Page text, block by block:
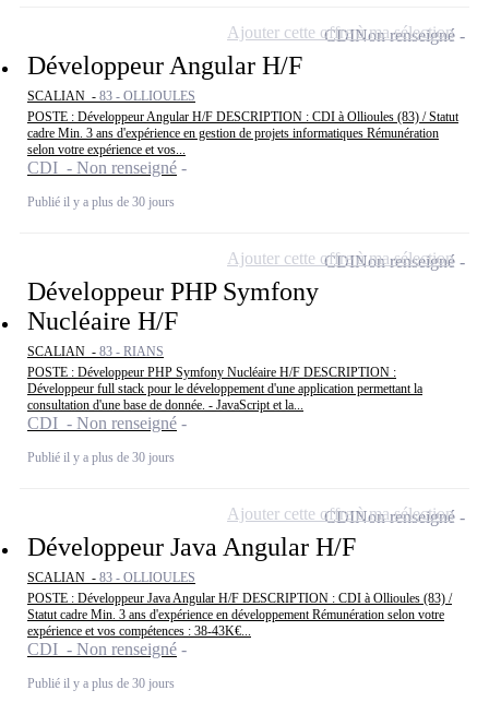
Développeur Angular H/F
SCALIAN - 83 - OLLIOULES
POSTE : Développeur Angular H/F DESCRIPTION : CDI à Ollioules (83) / Statut
cadre Min. 3 ans d'expérience en gestion de projets informatiques Rémunération
selon votre expérience et vos...
CDI - Non renseigné
Publié il y a plus de 30 jours
CDINon renseigné
Ajouter cette offre à ma sélection
Développeur PHP Symfony
Nucléaire H/F
SCALIAN - 83 - RIANS
POSTE : Développeur PHP Symfony Nucléaire H/F DESCRIPTION :
Développeur full stack pour le développement d'une application permettant la
consultation d'une base de donnée. - JavaScript et la...
CDI - Non renseigné
Publié il y a plus de 30 jours
CDINon renseigné
Ajouter cette offre à ma sélection
Développeur Java Angular H/F
SCALIAN - 83 - OLLIOULES
POSTE : Développeur Java Angular H/F DESCRIPTION : CDI à Ollioules (83) /
Statut cadre Min. 3 ans d'expérience en développement Rémunération selon votre
expérience et vos compétences : 38-43K€...
CDI - Non renseigné
Publié il y a plus de 30 jours
CDINon renseigné
Ajouter cette offre à ma sélection